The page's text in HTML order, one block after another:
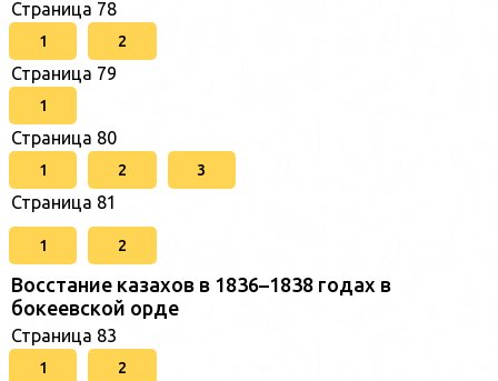
Страница 78
1 2
Страница 79
1
Страница 80
1 2 3
Страница 81
1 2
Восстание казахов в 1836–1838 годах в
бокеевской орде
Страница 83
1 2